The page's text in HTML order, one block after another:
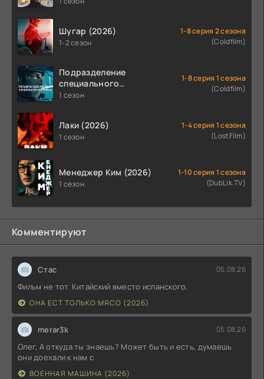
Шугар (2026)
1-2 сезон
1-8 серия 2 сезона
(Coldfilm)
Подразделение
специального
назначения (2026)
1 сезон
1-8 серия 1 сезона
(Coldfilm)
Лаки (2026)
1 сезон
1-4 серия 1 сезона
(LostFilm)
Менеджер Ким (2026)
1 сезон
1-10 серия 1 сезона
(DubLik.TV)
Комментируют
Стас 05.08.26
Фильм не тот. Китайский вместо испанского.
ОНА ЕСТ ТОЛЬКО МЯСО (2026)
merar3k 05.08.26
Олег, А откуда ты знаешь? Может быть и есть, думаешь
они доехали к нам с
ВОЕННАЯ МАШИНА (2026)